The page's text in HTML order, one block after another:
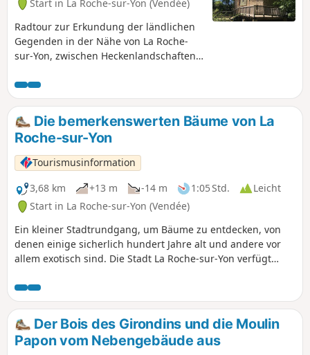
Start in La Roche-sur-Yon (Vendée)
Radtour zur Erkundung der ländlichen
Gegenden in der Nähe von La Roche-
sur-Yon, zwischen Heckenlandschaften,
Die bemerkenswerten Bäume von La
Roche-sur-Yon
Tourismusinformation
3,68 km
+13 m -14 m 1:05 Std.
Leicht
Start in La Roche-sur-Yon (Vendée)
Ein kleiner Stadtrundgang, um Bäume zu entdecken, von
denen einige sicherlich hundert Jahre alt und andere vor
allem exotisch sind. Die Stadt La Roche-sur-Yon verfügt
– eine andere Art, eine Stadt zu entdecken.
Der Bois des Girondins und die Moulin
Papon vom Nebengebäude aus